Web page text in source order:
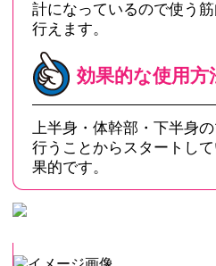
計になっているので使う
行えます。
効果的な使用方
上半身・体幹部・下半身
行うことからスタートし
果的です。